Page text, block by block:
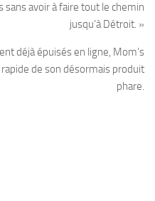
sans avoir à faire tout le chemin
jusqu’à Détroit. »
déjà épuisés en ligne, Mom’s
de son désormais produit
phare.